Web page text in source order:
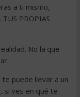
a ti mismo,
PROPIAS
No la que
puede llevar a un
si ves en qué te